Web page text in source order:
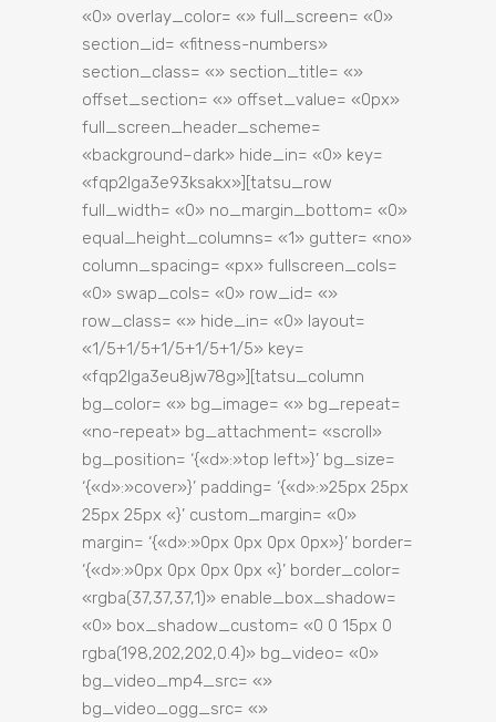
«0» overlay_color= «» full_screen= «0»
section_id= «fitness-numbers»
section_class= «» section_title= «»
offset_section= «» offset_value= «0px»
full_screen_header_scheme=
«background–dark» hide_in= «0» key=
«fqp2lga3e93ksakx»][tatsu_row
full_width= «0» no_margin_bottom= «0»
equal_height_columns= «1» gutter= «no»
column_spacing= «px» fullscreen_cols=
«0» swap_cols= «0» row_id= «»
row_class= «» hide_in= «0» layout=
«1/5+1/5+1/5+1/5+1/5» key=
«fqp2lga3eu8jw78g»][tatsu_column
bg_color= «» bg_image= «» bg_repeat=
«no-repeat» bg_attachment= «scroll»
bg_position= ‘{«d»:»top left»}’ bg_size=
‘{«d»:»cover»}’ padding= ‘{«d»:»25px 25px
25px 25px «}’ custom_margin= «0»
margin= ‘{«d»:»0px 0px 0px 0px»}’ border=
‘{«d»:»0px 0px 0px 0px «}’ border_color=
«rgba(37,37,37,1)» enable_box_shadow=
«0» box_shadow_custom= «0 0 15px 0
rgba(198,202,202,0.4)» bg_video= «0»
bg_video_mp4_src= «»
bg_video_ogg_src= «»